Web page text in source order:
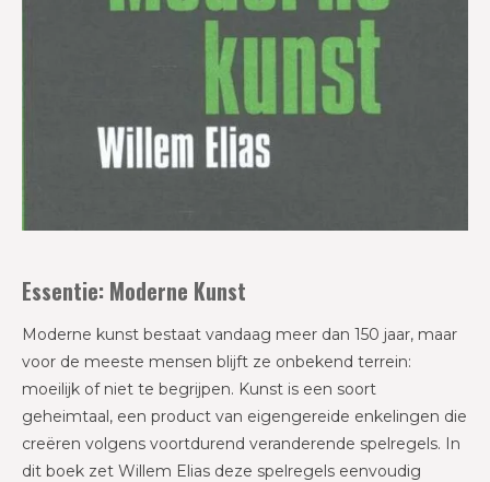
Essentie: Moderne Kunst
Moderne kunst bestaat vandaag meer dan 150 jaar, maar
voor de meeste mensen blijft ze onbekend terrein:
moeilijk of niet te begrijpen. Kunst is een soort
geheimtaal, een product van eigengereide enkelingen die
creëren volgens voortdurend veranderende spelregels. In
dit boek zet Willem Elias deze spelregels eenvoudig